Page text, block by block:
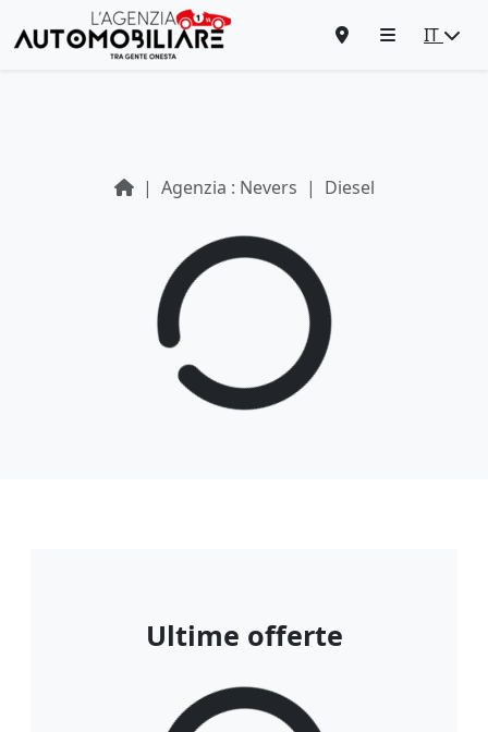
IT
Agenzia : Nevers Diesel
Ultime offerte